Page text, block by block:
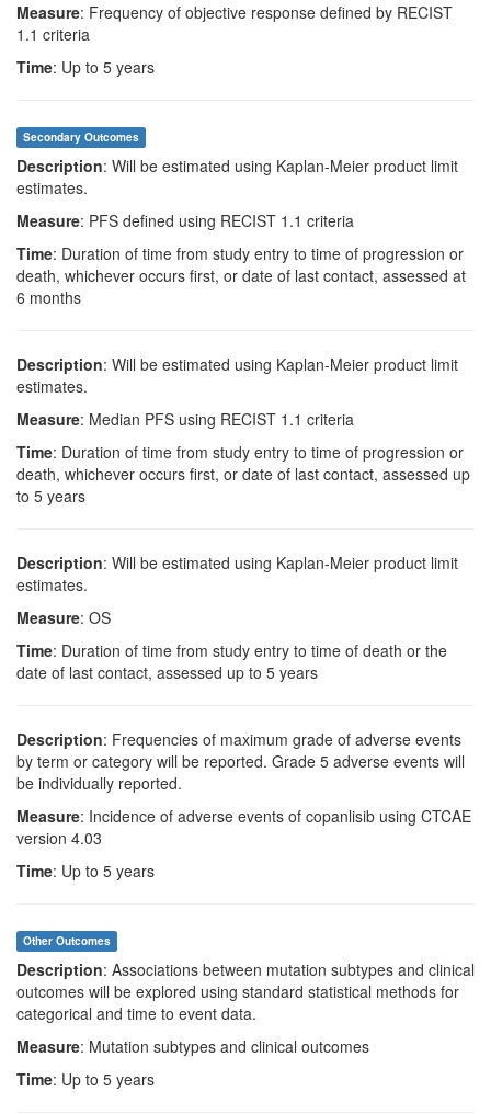
Measure: Frequency of objective response defined by RECIST
1.1 criteria
Time: Up to 5 years
Secondary Outcomes
Description: Will be estimated using Kaplan-Meier product limit
estimates.
Measure: PFS defined using RECIST 1.1 criteria
Time: Duration of time from study entry to time of progression or
death, whichever occurs first, or date of last contact, assessed at
6 months
Description: Will be estimated using Kaplan-Meier product limit
estimates.
Measure: Median PFS using RECIST 1.1 criteria
Time: Duration of time from study entry to time of progression or
death, whichever occurs first, or date of last contact, assessed up
to 5 years
Description: Will be estimated using Kaplan-Meier product limit
estimates.
Measure: OS
Time: Duration of time from study entry to time of death or the
date of last contact, assessed up to 5 years
Description: Frequencies of maximum grade of adverse events
by term or category will be reported. Grade 5 adverse events will
be individually reported.
Measure: Incidence of adverse events of copanlisib using CTCAE
version 4.03
Time: Up to 5 years
Other Outcomes
Description: Associations between mutation subtypes and clinical
outcomes will be explored using standard statistical methods for
categorical and time to event data.
Measure: Mutation subtypes and clinical outcomes
Time: Up to 5 years